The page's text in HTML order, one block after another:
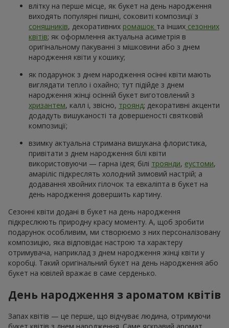
влітку на перше місце, як букет на день народження
виходять популярні пишні, соковиті композиції з
соняшників, декоративних ромашок та інших сезонних
квітів; як оформлення актуальна асиметрія в
оригінальному пакуванні з мішковини або з днем
народження квіти у кошику;
як подарунок з днем народження осінні квіти мають
виглядати тепло і охайно; тут підійде з днем
народження жінці осінній букет виготовлений з
хризантем, калл і, звісно, троянд; декоративні акценти
додадуть вишуканості та довершеності святковій
композиції;
взимку актуальна стримана вишукана флористика,
привітати з днем народження білі квіти
використовуючи — гарна ідея; білі троянди, еустоми,
амаріліс підкреслять холодний зимовий настрій; а
додавання хвойних гілочок та евкаліпта в букет на
день народження довершить картину.
Сезонні квіти додані в букет на день народження
підкреслюють природну красу моменту. А, щоб зробити
подарунок особливим, ми створюємо з них персоналізовану
композицію, яка відповідає настрою та характеру
отримувача, наприклад з днем народження жінці квіти у
коробці. Такий оригінальний букет на день народження або
букет на ювілей вражає в саме серденько.
День народження з ароматом квітів
Запах квітів — це перше, що відчуває людина, отримуючи